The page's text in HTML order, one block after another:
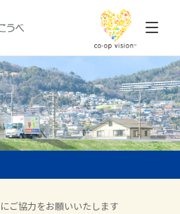
ご協力をお願いいたします